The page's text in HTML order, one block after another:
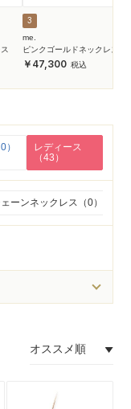
3
me.
ピンクゴールドネックレス
47,300
）
レディース
（43）
ーンネックレス（0）